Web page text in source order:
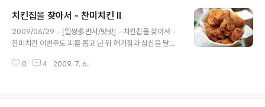
도의 규모인데 점심 시간에 가면 남는 자리가 없을 정도로
유명하다면 유명한 곳 아담한 가게에 들어서면 정면으로
보이는 주방 일본 분위기를 잘 살린 인테리어 한쪽 벽면에
련된 좌석 주방 바로 앞에도 좌석이~ 오늘 주문한 메뉴는~
치킨집을 찾아서 - 찬미치킨 II
2009/06/29 - [일쌍多반사/맛맛] - 치킨집을 찾아서 -
찬미치킨 이번주도 피를 뽑고 난 뒤 허기짐과 심신을 달래
서 다시 방문했다 오늘은 간장반 후라이드반 그리고 무는
0 4 2009. 7. 6.